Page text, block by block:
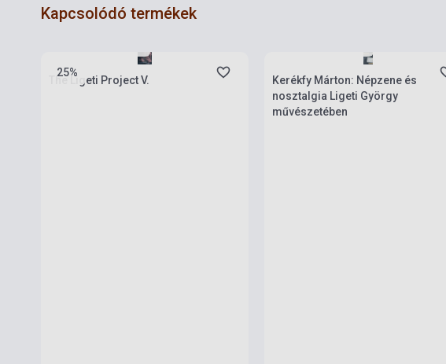
Kapcsolódó termékek
25%
The Ligeti Project V.
Kerékfy Márton: Népzene és
nosztalgia Ligeti György
művészetében